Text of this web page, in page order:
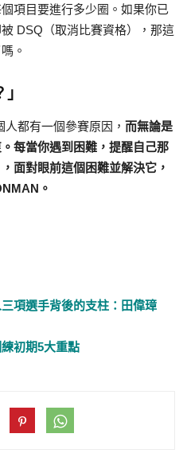
項目要進行多少圈。如果你已
DSQ（取消比賽資格），那這
。
都有一個參賽原因， 而無論是
每當你遇到困難，提醒自己那
面對眼前這個困難並解決它，
。
項選手背後的支柱：田偉璋
初期5大重點